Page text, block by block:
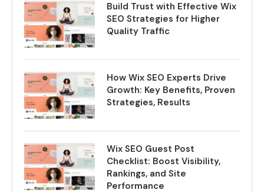
Build Trust with Effective Wix
SEO Strategies for Higher
Quality Traffic
How Wix SEO Experts Drive
Growth: Key Benefits, Proven
Strategies, Results
Wix SEO Guest Post
Checklist: Boost Visibility,
Rankings, and Site
Performance